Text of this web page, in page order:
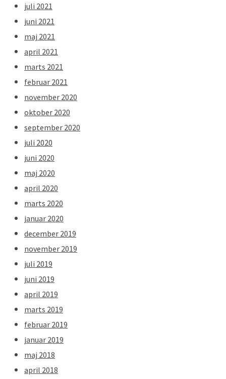
juli 2021
juni 2021
maj 2021
april 2021
marts 2021
februar 2021
november 2020
oktober 2020
september 2020
juli 2020
juni 2020
maj 2020
april 2020
marts 2020
januar 2020
december 2019
november 2019
juli 2019
juni 2019
april 2019
marts 2019
februar 2019
januar 2019
maj 2018
april 2018